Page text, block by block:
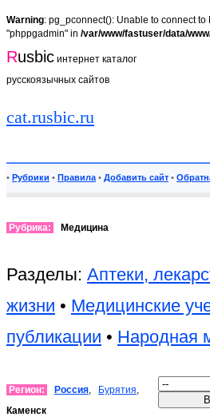
Warning: pg_pconnect(): Unable to connect
"phppgadmin" in /var/www/fastuser/data/
Rusbic интернет каталог
русскоязычных сайтов
cat.rusbic.ru
• Рубрики • Правила • Добавить сайт •
Рубрика: Медицина
Разделы: Аптеки,
жизни • Медицинские
публикации • Народная
Регион: Россия, Бурятия,
Каменск